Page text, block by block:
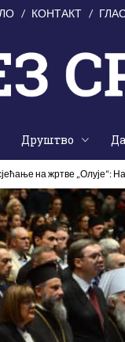
КОНТАКТ
Друштво
на жртве „Олује“: